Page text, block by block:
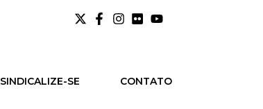
SINDICALIZE-SE CONTATO